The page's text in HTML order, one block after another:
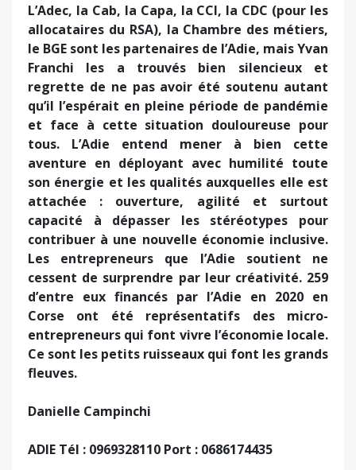
L’Adec, la Cab, la Capa, la CCI, la CDC (pour les
allocataires du RSA), la Chambre des métiers,
le BGE sont les partenaires de l’Adie, mais Yvan
Franchi les a trouvés bien silencieux et
regrette de ne pas avoir été soutenu autant
qu’il l’espérait en pleine période de pandémie
et face à cette situation douloureuse pour
tous. L’Adie entend mener à bien cette
aventure en déployant avec humilité toute
son énergie et les qualités auxquelles elle est
attachée : ouverture, agilité et surtout
capacité à dépasser les stéréotypes pour
contribuer à une nouvelle économie inclusive.
Les entrepreneurs que l’Adie soutient ne
cessent de surprendre par leur créativité. 259
d’entre eux financés par l’Adie en 2020 en
Corse ont été représentatifs des micro-
entrepreneurs qui font vivre l’économie locale.
Ce sont les petits ruisseaux qui font les grands
fleuves.
Danielle Campinchi
ADIE Tél : 0969328110 Port : 0686174435